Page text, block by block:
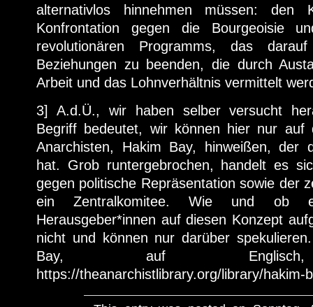
alternativlos hinnehmen müssen: den
Konfrontation gegen die Bourgeoisie
revolutionären Programms, das
Beziehungen zu beenden, die durch
Arbeit und das Lohnverhältnis vermittelt
3] A.d.Ü., wir haben selber versucht
Begriff bedeutet, wir können hier nur auf
Anarchisten, Hakim Bay, hinweißen, der
hat. Grob runtergebrochen, handelt es
gegen politische Repräsentation sowie der
ein Zentralkomitee. Wie und ob
Herausgeber*innen auf diesen Konzept
nicht und können nur darüber
Bay, auf Englisch,
https://theanarchistlibrary.org/library/hakim-